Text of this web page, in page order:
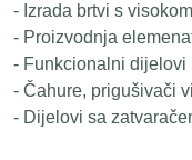
- Izrada brtvi s
- Proizvodnja
- Funkcionalni dijelovi
- Čahure, prigušivači
- Dijelovi sa